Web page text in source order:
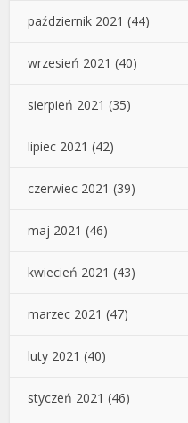
październik 2021 (44)
wrzesień 2021 (40)
sierpień 2021 (35)
lipiec 2021 (42)
czerwiec 2021 (39)
maj 2021 (46)
kwiecień 2021 (43)
marzec 2021 (47)
luty 2021 (40)
styczeń 2021 (46)